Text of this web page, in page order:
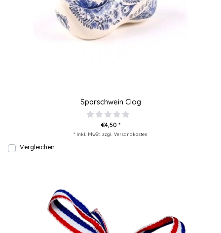
Sparschwein Clog
€4,50 *
* Inkl. MwSt. zzgl. Versandkosten
Vergleichen